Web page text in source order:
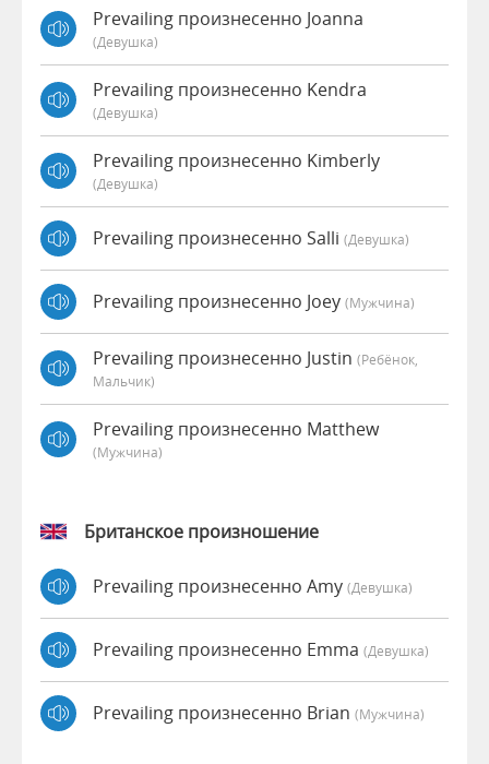
Prevailing произнесенно Joanna
(девушка)
Prevailing произнесенно Kendra
(девушка)
Prevailing произнесенно Kimberly
(девушка)
Prevailing произнесенно Salli (девушка)
Prevailing произнесенно Joey (мужчина)
Prevailing произнесенно Justin (Ребёнок,
Мальчик)
Prevailing произнесенно Matthew
(мужчина)
Британское произношение
Prevailing произнесенно Amy (девушка)
Prevailing произнесенно Emma (девушка)
Prevailing произнесенно Brian (мужчина)